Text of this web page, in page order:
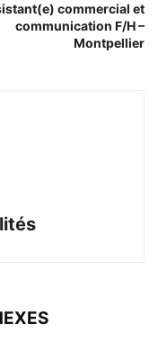
commercial et
communication F/H –
Montpellier